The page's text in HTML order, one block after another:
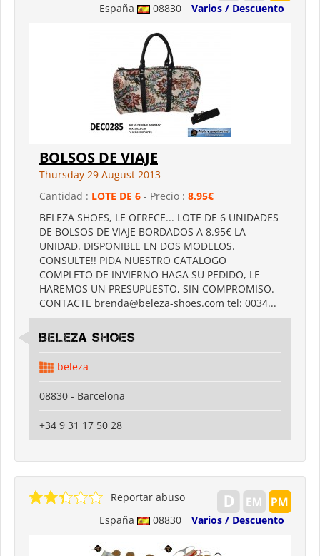
España 08830 Varios / Descuento
BOLSOS DE VIAJE
Thursday 29 August 2013
Cantidad : LOTE DE 6 - Precio : 8.95€
BELEZA SHOES, LE OFRECE... LOTE DE 6 UNIDADES
DE BOLSOS DE VIAJE BORDADOS A 8.95€ LA
UNIDAD. DISPONIBLE EN DOS MODELOS.
CONSULTE!! PIDA NUESTRO CATALOGO
COMPLETO DE INVIERNO HAGA SU PEDIDO, LE
HAREMOS UN PRESUPUESTO, SIN COMPROMISO.
CONTACTE brenda@beleza-shoes.com tel: 0034...
Beleza shoes
beleza
08830 - Barcelona
+34 9 31 17 50 28
España 08830 Varios / Descuento
Reportar abuso